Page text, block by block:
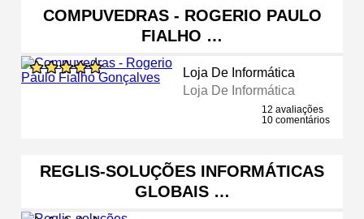
COMPUVEDRAS - ROGERIO PAULO
FIALHO …
Loja De Informática
Loja De Informática
12 avaliações
10 comentários
REGLIS-SOLUÇÕES INFORMÁTICAS
GLOBAIS …